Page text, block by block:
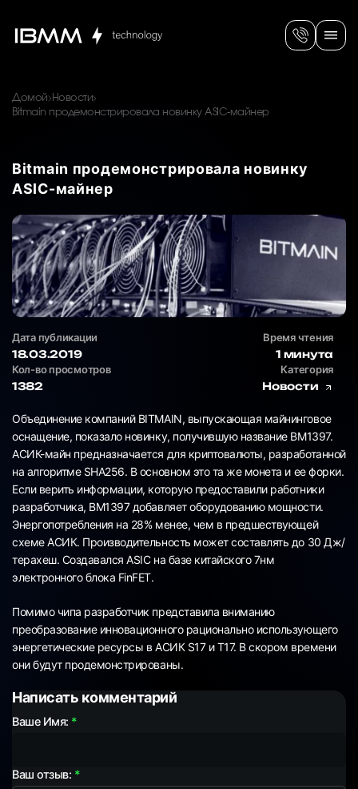
Домой
Новости
Bitmain продемонстрировала новинку ASIC-майнер
Bitmain продемонстрировала новинку
ASIC-майнер
Дата публикации
18.03.2019
Время чтения
1 минута
Кол-во просмотров
1382
Категория
Новости
Объединение компаний BITMAIN, выпускающая майнинговое
оснащение, показало новинку, получившую название BM1397.
АСИК-майн предназначается для криптовалюты, разработанной
на алгоритме SHA256. В основном это та же монета и ее форки.
Если верить информации, которую предоставили работники
разработчика, BM1397 добавляет оборудованию мощности.
Энергопотребления на 28% менее, чем в предшествующей
схеме АСИК. Производительность может составлять до 30 Дж/
терахеш. Создавался ASIC на базе китайского 7нм
электронного блока FinFET.
Помимо чипа разработчик представила вниманию
преобразование инновационного рационально использующего
энергетические ресурсы в АСИК S17 и T17. В скором времени
они будут продемонстрированы.
Написать комментарий
Ваше Имя:
Ваш отзыв: